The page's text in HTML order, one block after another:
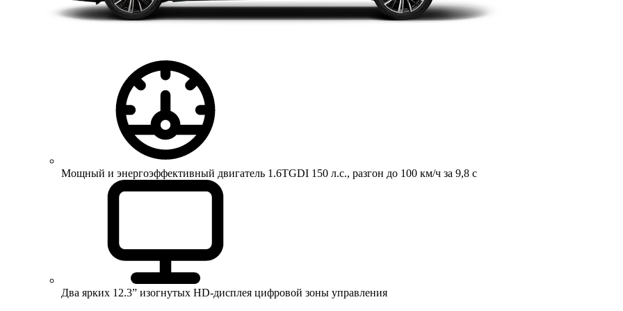
Мощный и энергоэффективный двигатель 1.6TGDI 150 л.с., разгон до 100 км/ч за 9,8 с
Два ярких 12.3” изогнутых HD-дисплея цифровой зоны управления